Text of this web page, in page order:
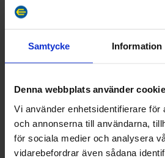
Samtycke Information
Denna webbplats använder
Vi använder enhetsidentifierare för
och annonserna till användarna,
för sociala medier och analysera
vidarebefordrar även sådana
Aktieägarinformation
Koncerninformation
Sponsring och samarbeten
Press
Boka
Båtresa
Boende på Åland
Resepaket till Åland